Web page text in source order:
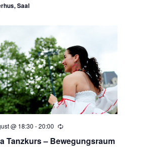
Saal
Tanzkurs – Bewegungsraum
@ 18:30 -20:00 Wiederholung